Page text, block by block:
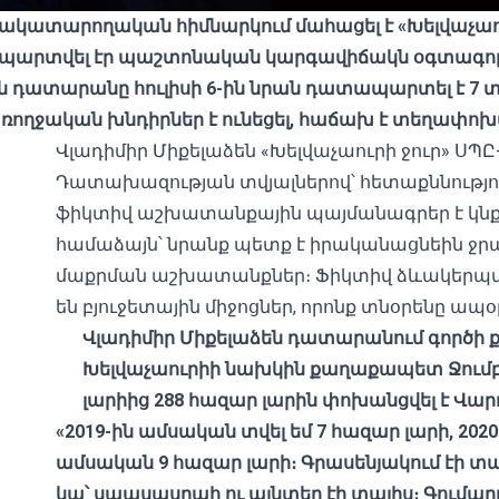
հիմնարկում մահացել է
էր պաշտոնական կարգավիճակն
դատարանը հուլիսի 6-ին նրան դատապարտել
խնդիրներ է ունեցել, հաճախ է
Վլադիմիր Միքելաձեն «Խելվաչաուրի ջուր»
Դատախազության տվյալներով՝
ֆիկտիվ աշխատանքային պայմանագրեր է
համաձայն՝ նրանք պետք է իրականացնեին
մաքրման աշխատանքներ։ Ֆիկտիվ
են բյուջետային միջոցներ, որոնք տնօրենը
Վլադիմիր Միքելաձեն դատարանում գործի
Խելվաչաուրիի նախկին քաղաքապետ
լարիից 288 հազար լարին փոխանցվել է
«2019-ին ամսական տվել եմ 7 հազար լարի,
ամսական 9 հազար լարի։ Գրասենյակում էի
կա՝ սպասասրահ ու այնտեղ էի տալիս։